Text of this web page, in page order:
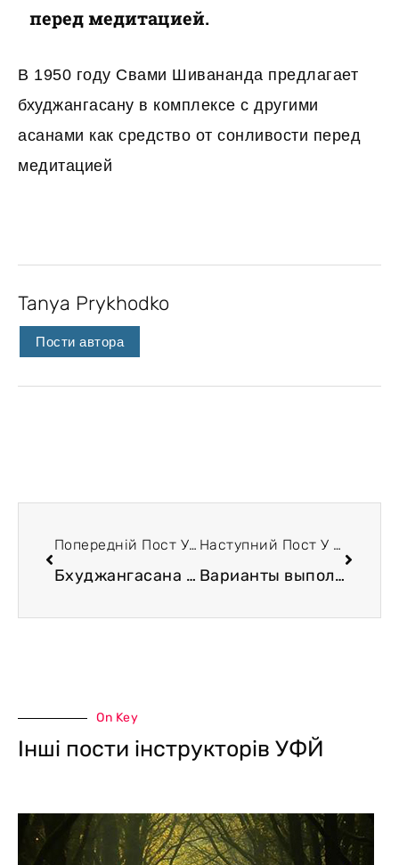
перед медитацией.
В 1950 году Свами Шивананда предлагает
бхуджангасану в комплексе с другими
асанами как средство от сонливости перед
медитацией
Tanya Prykhodko
Пости автора
Попередній Пост У Блозі
Бхуджангасана — поза змеи
Наступний Пост У Блозі
Варианты выполнения бхуджангасаны
On Key
Інші пости інструкторів УФЙ